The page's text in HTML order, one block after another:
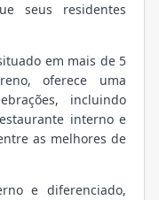
seus residentes
em mais de 5
oferece uma
incluindo
interno e
as melhores de
e diferenciado,